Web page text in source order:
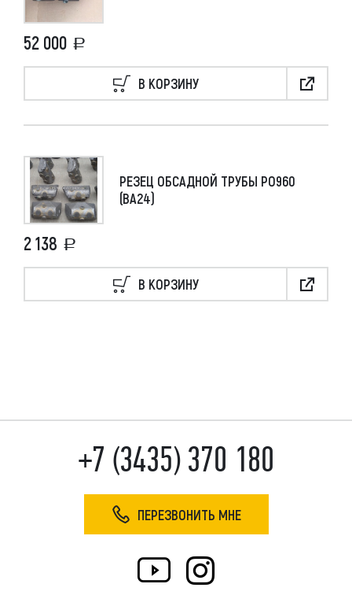
52 000
В КОРЗИНУ
РЕЗЕЦ ОБСАДНОЙ ТРУБЫ РО960
(ВА24)
2 138
В КОРЗИНУ
+7 (3435) 370 180
ПЕРЕЗВОНИТЬ МНЕ